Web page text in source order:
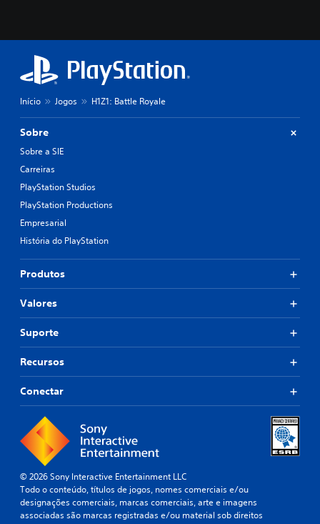
Início Jogos H1Z1: Battle Royale
Sobre
Sobre a SIE
Carreiras
PlayStation Studios
PlayStation Productions
Empresarial
História do PlayStation
Produtos
Valores
Suporte
Recursos
Conectar
© 2026 Sony Interactive Entertainment LLC
Todo o conteúdo, títulos de jogos, nomes comerciais e/ou
designações comerciais, marcas comerciais, arte e imagens
associadas são marcas registradas e/ou material sob direitos